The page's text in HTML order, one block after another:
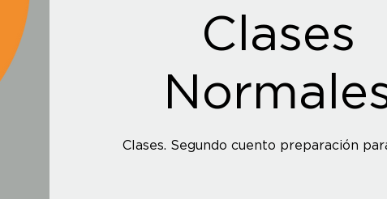
Clases
Clases. Segundo cuento preparación